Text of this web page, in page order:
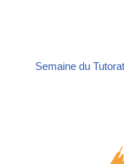
Semaine du